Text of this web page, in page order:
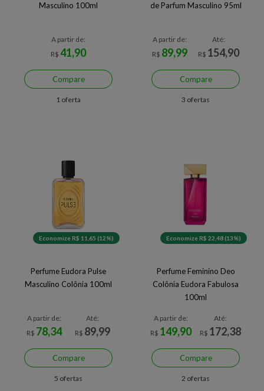
Masculino 100ml
A partir de:
R$ 41,90
Compare
1 oferta
de Parfum Masculino 95ml
A partir de:
R$ 89,99
Até:
R$ 154,90
Compare
3 ofertas
Economize R$ 11,65 (12%)
Perfume Eudora Pulse
Masculino Colônia 100ml
A partir de:
R$ 78,34
Até:
R$ 89,99
Compare
5 ofertas
Economize R$ 22,48 (13%)
Perfume Feminino Deo
Colônia Eudora Fabulosa
100ml
A partir de:
R$ 149,90
Até:
R$ 172,38
Compare
2 ofertas